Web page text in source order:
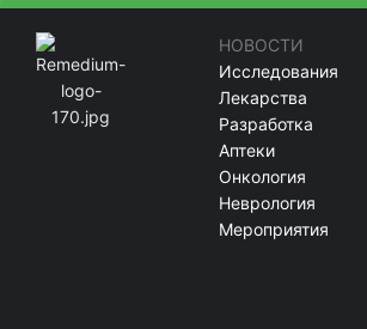
НОВОСТИ
Исследования
Лекарства
Разработка
Аптеки
Онкология
Неврология
Мероприятия